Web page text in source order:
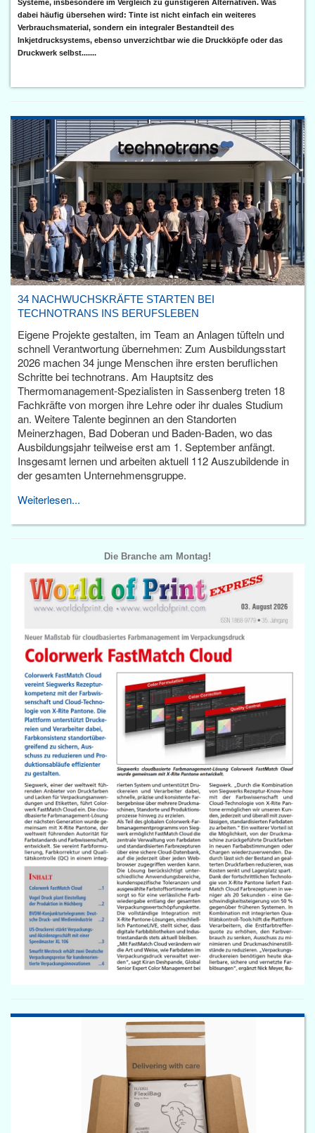
Systeme, insbesondere im Vergleich zu günstigeren Alternativen. Was
dabei häufig übersehen wird: Tinte ist nicht einfach ein weiteres
Verbrauchsmaterial, sondern ein integraler Bestandteil des
Inkjetdrucksystems, ebenso unverzichtbar wie die Druckköpfe oder das
Druckwerk selbst.......
34 NACHWUCHSKRÄFTE STARTEN BEI
TECHNOTRANS INS BERUFSLEBEN
Eigene Projekte gestalten, im Team an Anlagen tüfteln und
schnell Verantwortung übernehmen: Zum Ausbildungsstart
2026 machen 34 junge Menschen ihre ersten beruflichen
Schritte bei technotrans. Am Hauptsitz des
Thermomanagement-Spezialisten in Sassenberg treten 18
Fachkräfte von morgen ihre Lehre oder ihr duales Studium
an. Weitere Talente beginnen an den Standorten
Meinerzhagen, Bad Doberan und Baden-Baden, wo das
Ausbildungsjahr teilweise erst am 1. September anfängt.
Insgesamt lernen und arbeiten aktuell 112 Auszubildende in
der gesamten Unternehmensgruppe.
Weiterlesen...
Die Branche am Montag!